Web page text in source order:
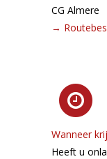
CG Almere
→
Wanneer
Heeft u